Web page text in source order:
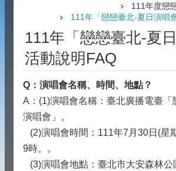
111年度戀
111年「戀戀臺北-夏日演唱
111年「戀戀臺北-夏日
活動說明FAQ
Q ：演唱會名稱、時間、地點？
A：(1)演唱會名稱：臺北廣播電臺「
演唱會」。
(2)演唱會時間：111年7月30日(星
9時。。
(3)演唱會地點：臺北市大安森林公